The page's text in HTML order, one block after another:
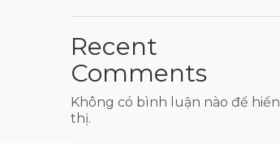
Recent
Comments
Không có bình luận nào để hiển
thị.